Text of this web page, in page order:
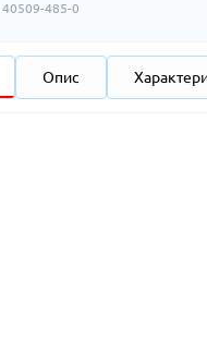
40509-485-0
Опис